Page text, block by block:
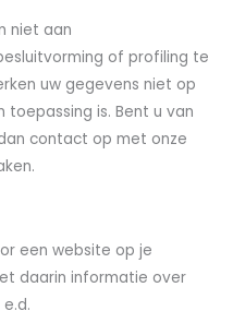
niet aan
of profiling te
uw gegevens niet op
is. Bent u van
contact op met onze
een website op je
daarin informatie over